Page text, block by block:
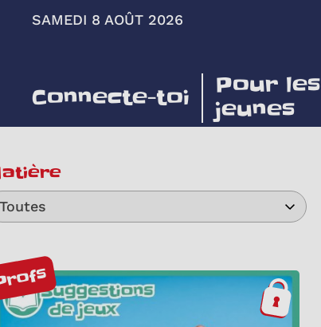
SAMEDI 8 AOÛT 2026
Connecte-toi
Pour les
jeunes
Toutes